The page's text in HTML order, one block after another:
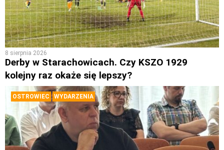
8 sierpnia 2026
Derby w Starachowicach. Czy KSZO 1929
kolejny raz okaże się lepszy?
OSTROWIEC WYDARZENIA